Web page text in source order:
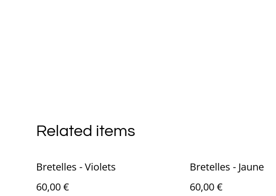
Related items
Bretelles - Violets
60,00 €
Bretelles - Jaune
60,00 €